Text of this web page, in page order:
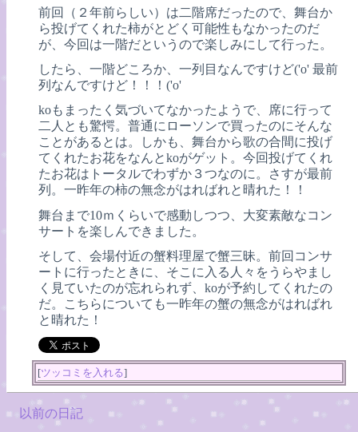
前回（２年前らしい）は二階席だったので、舞台か
ら投げてくれた柿がとどく可能性もなかったのだ
が、今回は一階だというので楽しみにして行った。
したら、一階どころか、一列目なんですけど('o' 最前
列なんですけど！！！('o'
koもまったく気づいてなかったようで、席に行って
二人とも驚愕。普通にローソンで買ったのにそんな
ことがあるとは。しかも、舞台から歌の合間に投げ
てくれたお花をなんとkoがゲット。今回投げてくれ
たお花はトータルでわずか３つなのに。さすが最前
列。一昨年の柿の無念がはればれと晴れた！！
舞台まで10ｍくらいで感動しつつ、大変素敵なコン
サートを楽しんできました。
そして、会場付近の蟹料理屋で蟹三昧。前回コンサ
ートに行ったときに、そこに入る人々をうらやまし
く見ていたのが忘れられず、koが予約してくれたの
だ。こちらについても一昨年の蟹の無念がはればれ
と晴れた！
[ツッコミを入れる]
以前の日記